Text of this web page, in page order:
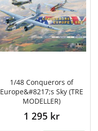
1/48 Conquerors of
Europe&#8217;s Sky (TRE
MODELLER)
1 295 kr